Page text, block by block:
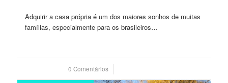
Adquirir a casa própria é um dos maiores sonhos de muitas
famílias, especialmente para os brasileiros…
0 Comentários
/